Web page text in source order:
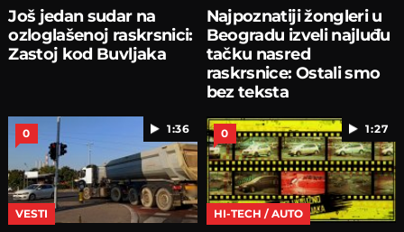
Još jedan sudar na
ozloglašenoj raskrsnici:
Zastoj kod Buvljaka
Najpoznatiji žongleri u
Beogradu izveli najluđu
tačku nasred
raskrsnice: Ostali smo
bez teksta
1:36
0
VESTI
1:27
0
HI-TECH / AUTO